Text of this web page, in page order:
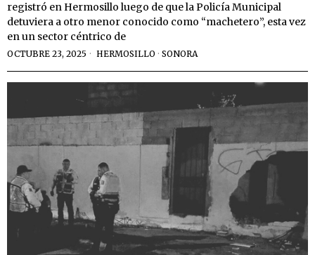
registró en Hermosillo luego de que la Policía Municipal
detuviera a otro menor conocido como “machetero”, esta vez
en un sector céntrico de
OCTUBRE 23, 2025 HERMOSILLO · SONORA